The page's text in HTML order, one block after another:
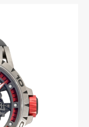
IWC
IWC
RICHARD MILLE
リシャール・ミル
PANERAI
パネライ
ノンブル
ALPHA
アルファ
eclat
エクラ
TwinPinky
ツインピンキー
チャーム
その他